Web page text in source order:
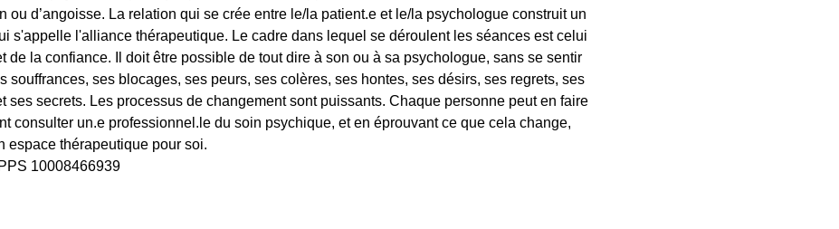
ou d’angoisse. La relation qui se crée entre le/la patient.e et le/la psychologue construit un
s'appelle l'alliance thérapeutique. Le cadre dans lequel se déroulent les séances est celui
de la confiance. Il doit être possible de tout dire à son ou à sa psychologue, sans se sentir
souffrances, ses blocages, ses peurs, ses colères, ses hontes, ses désirs, ses regrets, ses
ses secrets. Les processus de changement sont puissants. Chaque personne peut en faire
consulter un.e professionnel.le du soin psychique, et en éprouvant ce que cela change,
espace thérapeutique pour soi.
10008466939